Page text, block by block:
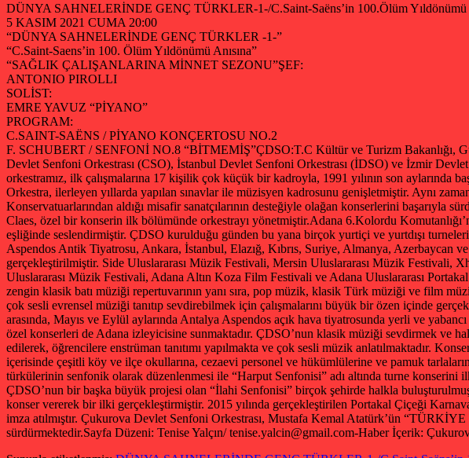
DÜNYA SAHNELERİNDE GENÇ TÜRKLER-1-/C.Saint-Saëns’in 100.Ölüm Yıldönümü
5 KASIM 2021 CUMA 20:00
“DÜNYA SAHNELERİNDE GENÇ TÜRKLER -1-”
“C.Saint-Saens’in 100. Ölüm Yıldönümü Anısına”
“SAĞLIK ÇALIŞANLARINA MİNNET SEZONU”ŞEF:
ANTONIO PIROLLI
SOLİST:
EMRE YAVUZ “PİYANO”
PROGRAM:
C.SAINT-SAËNS / PİYANO KONÇERTOSU NO.2
F. SCHUBERT / SENFONİ NO.8 “BİTMEMİŞ”ÇDSO:T.C Kültür ve Turizm Bakanlığı,
Devlet Senfoni Orkestrası (CSO), İstanbul Devlet Senfoni Orkestrası (İDSO) ve İzmir
orkestramız, ilk çalışmalarına 17 kişilik çok küçük bir kadroyla, 1991 yılının son aylarında
Orkestra, ilerleyen yıllarda yapılan sınavlar ile müzisyen kadrosunu genişletmiştir. Aynı
Konservatuarlarından aldığı misafir sanatçılarının desteğiyle olağan konserlerini başarıyla
Claes, özel bir konserin ilk bölümünde orkestrayı yönetmiştir.Adana 6.Kolordu
eşliğinde seslendirmiştir. ÇDSO kurulduğu günden bu yana birçok yurtiçi ve yurtdışı
Aspendos Antik Tiyatrosu, Ankara, İstanbul, Elazığ, Kıbrıs, Suriye, Almanya, Azerbaycan
gerçekleştirilmiştir. Side Uluslararası Müzik Festivali, Mersin Uluslararası Müzik Festivali,
Uluslararası Müzik Festivali, Adana Altın Koza Film Festivali ve Adana Uluslararası
zengin klasik batı müziği repertuvarının yanı sıra, pop müzik, klasik Türk müziği ve film
çok sesli evrensel müziği tanıtıp sevdirebilmek için çalışmalarını büyük bir özen içinde
arasında, Mayıs ve Eylül aylarında Antalya Aspendos açık hava tiyatrosunda yerli ve
özel konserleri de Adana izleyicisine sunmaktadır. ÇDSO’nun klasik müziği sevdirmek ve
edilerek, öğrencilere enstrüman tanıtımı yapılmakta ve çok sesli müzik anlatılmaktadır.
içerisinde çeşitli köy ve ilçe okullarına, cezaevi personel ve hükümlülerine ve pamuk
türkülerinin senfonik olarak düzenlenmesi ile “Harput Senfonisi” adı altında turne
ÇDSO’nun bir başka büyük projesi olan “İlahi Senfonisi” birçok şehirde halkla
konser vererek bir ilki gerçekleştirmiştir. 2015 yılında gerçekleştirilen Portakal Çiçeği
imza atılmıştır. Çukurova Devlet Senfoni Orkestrası, Mustafa Kemal Atatürk’ün
sürdürmektedir.Sayfa Düzeni: Tenise Yalçın/ tenise.yalcin@gmail.com-Haber İçerik: